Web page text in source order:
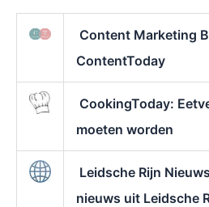
Content Marketing
ContentToday
CookingToday:
moeten worden
Leidsche Rijn
nieuws uit Leidsche